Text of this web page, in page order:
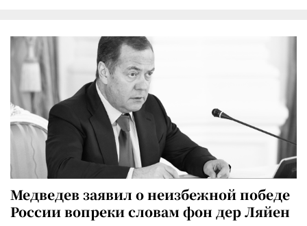
Медведев заявил о неизбежной победе
России вопреки словам фон дер Ляйен